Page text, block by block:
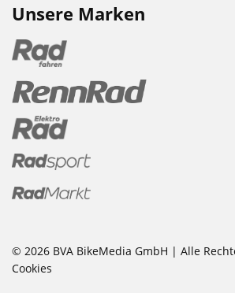
Unsere Marken
© 2026 BVA BikeMedia GmbH | Alle
Cookies